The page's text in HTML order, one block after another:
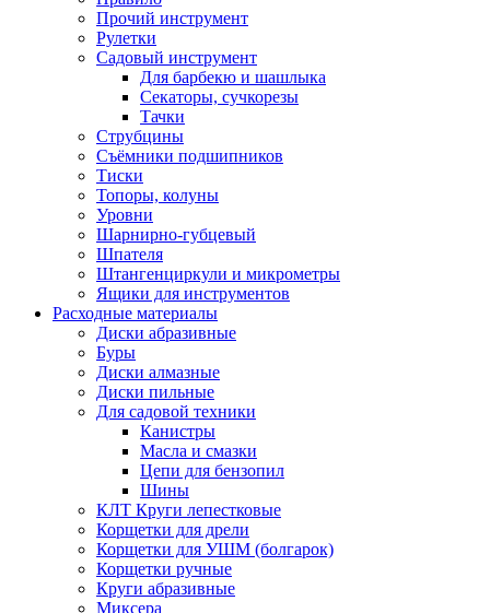
Прочий инструмент
Рулетки
Садовый инструмент
Для барбекю и шашлыка
Секаторы, сучкорезы
Тачки
Струбцины
Съёмники подшипников
Тиски
Топоры, колуны
Уровни
Шарнирно-губцевый
Шпателя
Штангенциркули и микрометры
Ящики для инструментов
Расходные материалы
Диски абразивные
Буры
Диски алмазные
Диски пильные
Для садовой техники
Канистры
Масла и смазки
Цепи для бензопил
Шины
КЛТ Круги лепестковые
Корщетки для дрели
Корщетки для УШМ (болгарок)
Корщетки ручные
Круги абразивные
Миксера